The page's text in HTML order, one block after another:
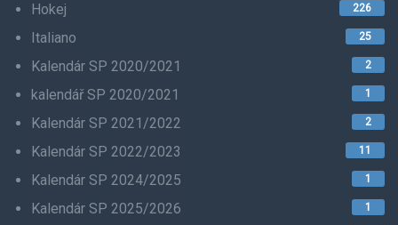
Hokej 226
Italiano 25
Kalendár SP 2020/2021 2
kalendář SP 2020/2021 1
Kalendár SP 2021/2022 2
Kalendár SP 2022/2023 11
Kalendár SP 2024/2025 1
Kalendár SP 2025/2026 1